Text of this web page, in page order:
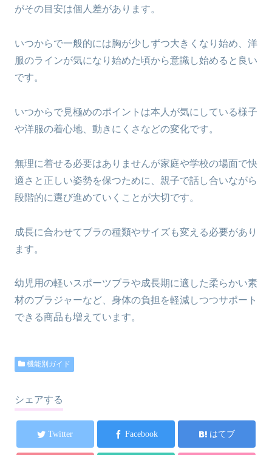
がその目安は個人差があります。
いつからで一般的には胸が少しずつ大きくなり始め、洋
服のラインが気になり始めた頃から意識し始めると良い
です。
いつからで見極めのポイントは本人が気にしている様子
や洋服の着心地、動きにくさなどの変化です。
無理に着せる必要はありませんが家庭や学校の場面で快
適さと正しい姿勢を保つために、親子で話し合いながら
段階的に選び進めていくことが大切です。
成長に合わせてブラの種類やサイズも変える必要があり
ます。
幼児用の軽いスポーツブラや成長期に適した柔らかい素
材のブラジャーなど、身体の負担を軽減しつつサポート
できる商品も増えています。
機能別ガイド
シェアする
Twitter Facebook はてブ